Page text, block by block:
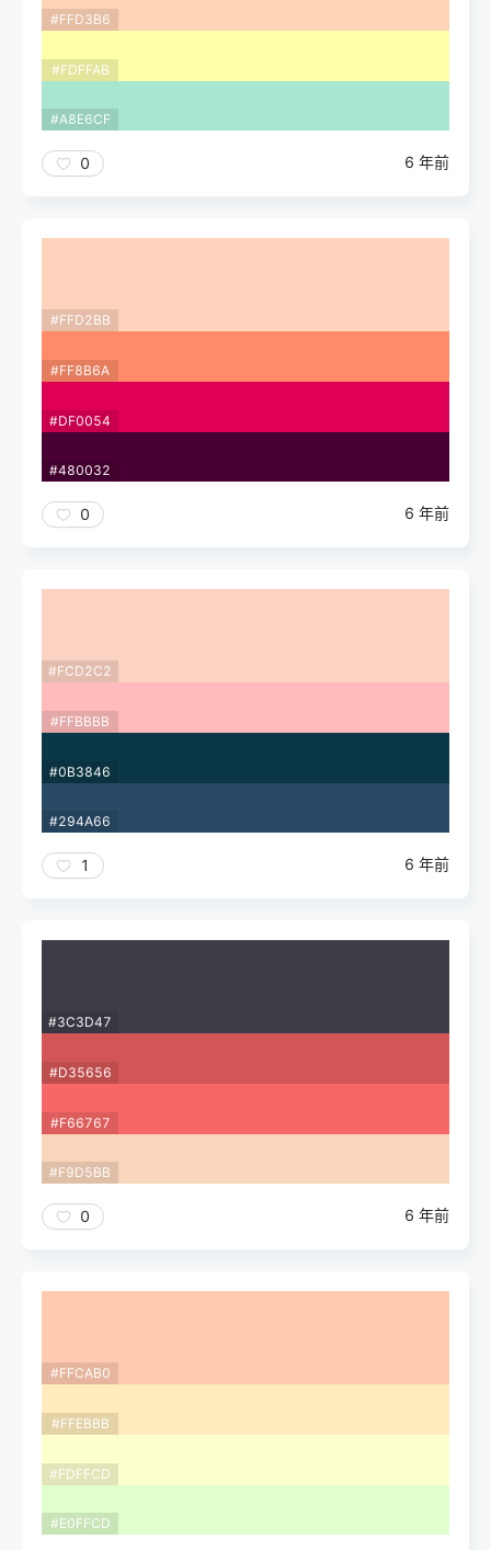
#FFD3B6
#FDFFAB
#A8E6CF
0 6 年前
#FFD2BB
#FF8B6A
#DF0054
#480032
0 6 年前
#FCD2C2
#FFBBBB
#0B3846
#294A66
1 6 年前
#3C3D47
#D35656
#F66767
#F9D5BB
0 6 年前
#FFCAB0
#FFEBBB
#FDFFCD
#E0FFCD